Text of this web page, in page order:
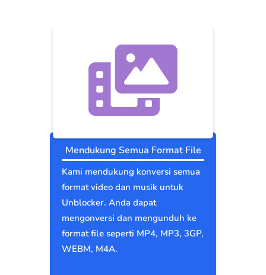
Mendukung Semua Format File
Kami mendukung konversi semua
format video dan musik untuk
Unblocker. Anda dapat
mengonversi dan mengunduh ke
format file seperti MP4, MP3, 3GP,
WEBM, M4A.